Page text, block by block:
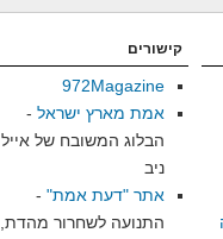
קישורים
972Magazine
אמת מארץ ישראל -
הבלוג המשובח של אייל
ניב
אתר "דעת אמת" -
התנועה לשחרור מהדת,